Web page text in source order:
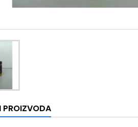
PROIZVODA